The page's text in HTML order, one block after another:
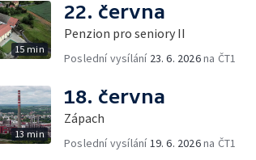
15 min
22. června
Penzion pro seniory II
Poslední vysílání 23. 6. 2026na ČT1
13 min
18. června
Zápach
Poslední vysílání19. 6. 2026na ČT1